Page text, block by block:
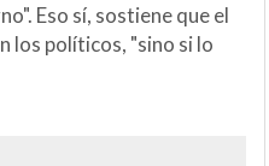
Eso sí, sostiene que el
los políticos, "sino si lo